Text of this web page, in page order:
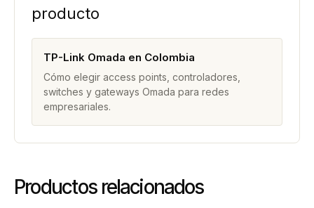
producto
TP-Link Omada en Colombia
Cómo elegir access points, controladores,
switches y gateways Omada para redes
empresariales.
Productos relacionados